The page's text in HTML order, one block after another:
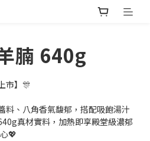
腩 640g
市】🎊
料、八角香氣馥郁，搭配吸飽湯汁
真材實料，加熱即享殿堂級濃郁
💖